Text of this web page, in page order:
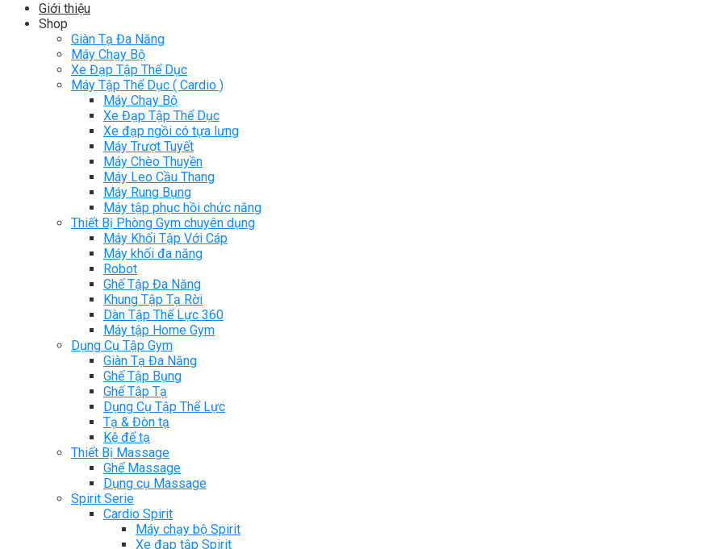
Giới thiệu
Shop
Giàn Tạ Đa Năng
Máy Chạy Bộ
Xe Đạp Tập Thể Dục
Máy Tập Thể Dục ( Cardio )
Máy Chạy Bộ
Xe Đạp Tập Thể Dục
Xe đạp ngồi có tựa lưng
Máy Trượt Tuyết
Máy Chèo Thuyền
Máy Leo Cầu Thang
Máy Rung Bụng
Máy tập phục hồi chức năng
Thiết Bị Phòng Gym chuyên dụng
Máy Khối Tập Với Cáp
Máy khối đa năng
Robot
Ghế Tập Đa Năng
Khung Tập Tạ Rời
Dàn Tập Thể Lực 360
Máy tập Home Gym
Dụng Cụ Tập Gym
Giàn Tạ Đa Năng
Ghế Tập Bụng
Ghế Tập Tạ
Dụng Cụ Tập Thể Lực
Tạ & Đòn tạ
Kệ để tạ
Thiết Bị Massage
Ghế Massage
Dụng cụ Massage
Spirit Serie
Cardio Spirit
Máy chạy bộ Spirit
Xe đạp tập Spirit